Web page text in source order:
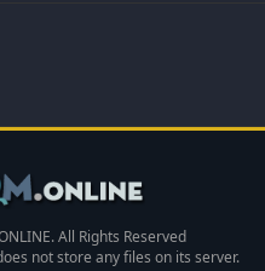
All Rights Reserved
not store any files on its server.